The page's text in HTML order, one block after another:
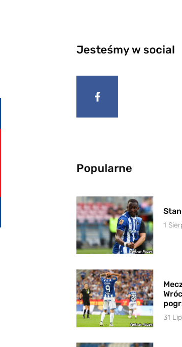
Jesteśmy w social
Popularne
1
31